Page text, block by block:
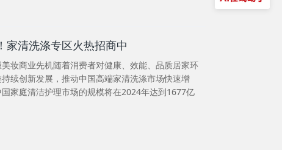
家清洗涤专区火热招商中
妆商业先机随着消费者对健康、效能、品质居家环
续创新发展，推动中国高端家清洗涤市场快速增
家庭清洁护理市场的规模将在2024年达到1677亿